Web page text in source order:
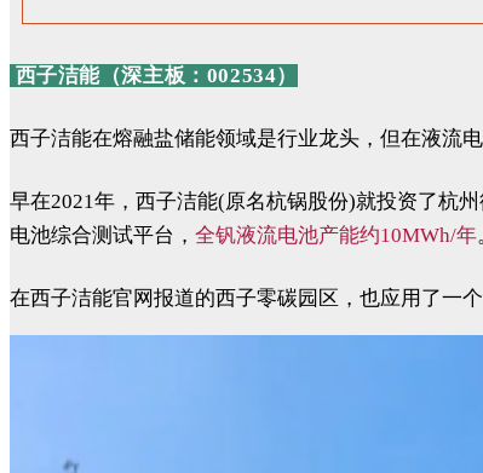
西子洁能（深主板：002534）
西子洁能在熔融盐储能领域是行业龙头，但在液流
早在2021年，西子洁能(原名杭锅股份)就投资了杭
电池综合测试平台， 全钒液流电池产能约10MWh/年
在西子洁能官网报道的西子零碳园区，也应用了一